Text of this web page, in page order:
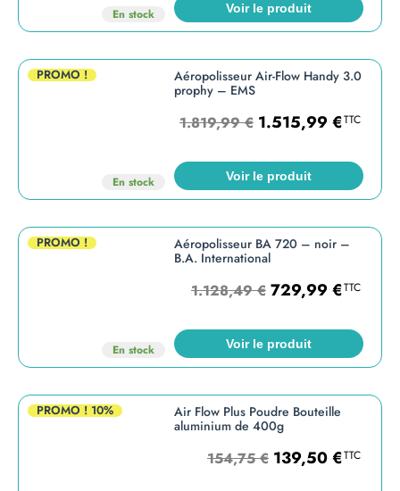
En stock Voir le produit
PROMO !
En stock
Aéropolisseur Air-Flow Handy 3.0
prophy – EMS
1.819,99€ 1.515,99€TTC
Voir le produit
PROMO !
En stock
Aéropolisseur BA 720 – noir –
B.A. International
1.128,49€ 729,99€TTC
Voir le produit
PROMO !10%
Air Flow Plus Poudre Bouteille
aluminium de 400g
154,75€ 139,50€TTC